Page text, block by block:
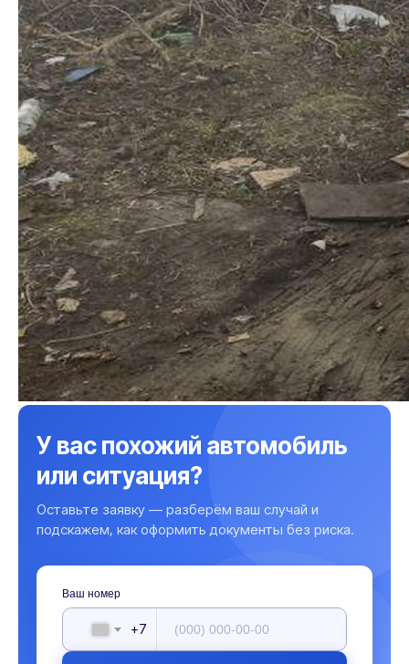
У вас похожий автомобиль
или ситуация?
Оставьте заявку — разберём ваш случай и
подскажем, как оформить документы без риска.
Ваш номер
+7